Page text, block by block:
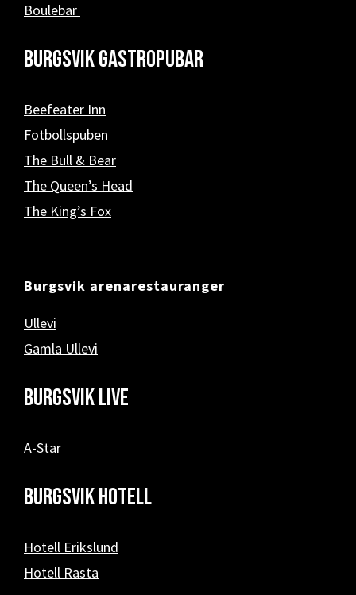
Boulebar
Burgsvik Gastropubar
Beefeater Inn
Fotbollspuben
The Bull & Bear
The Queen’s Head
The King’s Fox
Burgsvik arenarestauranger
Ullevi
Gamla Ullevi
Burgsvik Live
A-Star
Burgsvik hotell
Hotell Erikslund
Hotell Rasta